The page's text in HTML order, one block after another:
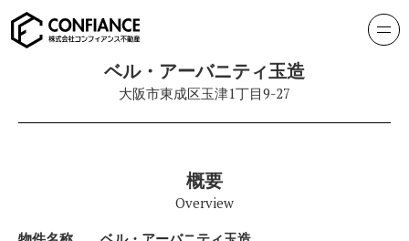
ベル・アーバニティ玉造
大阪市東成区玉津1丁目9-27
概要
Overview